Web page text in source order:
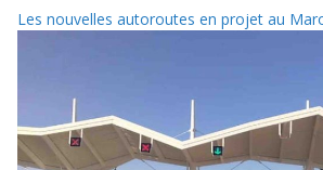
Les nouvelles autoroutes en projet au